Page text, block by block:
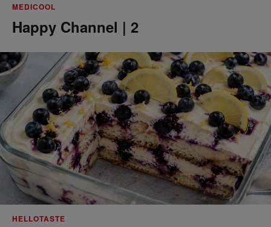
MEDICOOL
Happy Channel | 2
HELLOTASTE